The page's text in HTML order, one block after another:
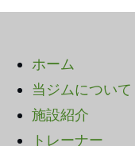
ホーム
当ジムについて
施設紹介
トレーナー